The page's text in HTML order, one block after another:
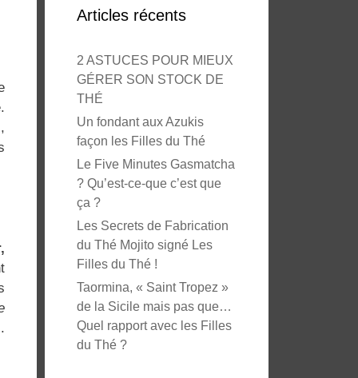
Articles récents
2 ASTUCES POUR MIEUX
GÉRER SON STOCK DE
THÉ
Un fondant aux Azukis
façon les Filles du Thé
Le Five Minutes Gasmatcha
? Qu’est-ce-que c’est que
ça ?
Les Secrets de Fabrication
du Thé Mojito signé Les
Filles du Thé !
Taormina, « Saint Tropez »
de la Sicile mais pas que…
Quel rapport avec les Filles
du Thé ?